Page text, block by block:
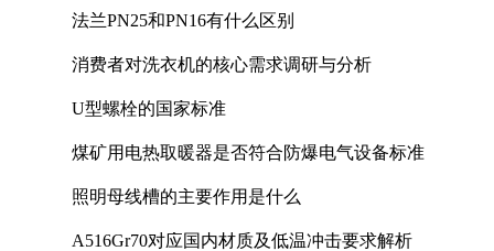
法兰PN25和PN16有什么区别
消费者对洗衣机的核心需求调研与分析
U型螺栓的国家标准
煤矿用电热取暖器是否符合防爆电气设备标准
照明母线槽的主要作用是什么
A516Gr70对应国内材质及低温冲击要求解析